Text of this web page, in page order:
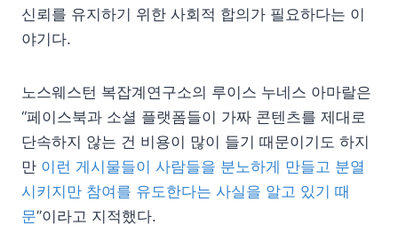
신뢰를 유지하기 위한 사회적 합의가 필요하다는 이
야기다.
노스웨스턴 복잡계연구소의 루이스 누네스 아마랄은
“페이스북과 소셜 플랫폼들이 가짜 콘텐츠를 제대로
단속하지 않는 건 비용이 많이 들기 때문이기도 하지
만 이런 게시물들이 사람들을 분노하게 만들고 분열
시키지만 참여를 유도한다는 사실을 알고 있기 때
문”이라고 지적했다.